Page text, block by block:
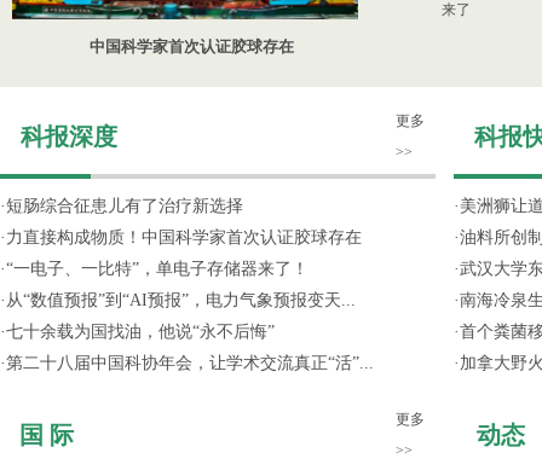
中国科学家首次认证胶球存在
来了
科报深度
更多
>>
· 短肠综合征患儿有了治疗新选择
· 力直接构成物质！中国科学家首次认证胶球存在
·“一电子、一比特”，单电子存储器来了！
· 从“数值预报”到“AI预报”，电力气象预报变天...
·七十余载为国找油，他说“永不后悔”
·第二十八届中国科协年会，让学术交流真正“活”...
国 际
更多
>>
科报
· 美洲狮让
·油料所创
·武汉大学
·南海冷泉
·首个粪菌
· 加拿大野
动态